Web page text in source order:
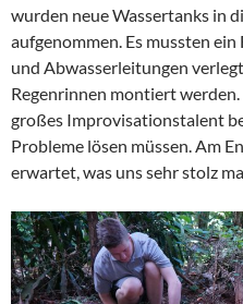
wurden neue Wassertanks in
aufgenommen. Es mussten
und Abwasserleitungen
Regenrinnen montiert werden.
großes Improvisationstalent
Probleme lösen müssen. Am
erwartet, was uns sehr stolz